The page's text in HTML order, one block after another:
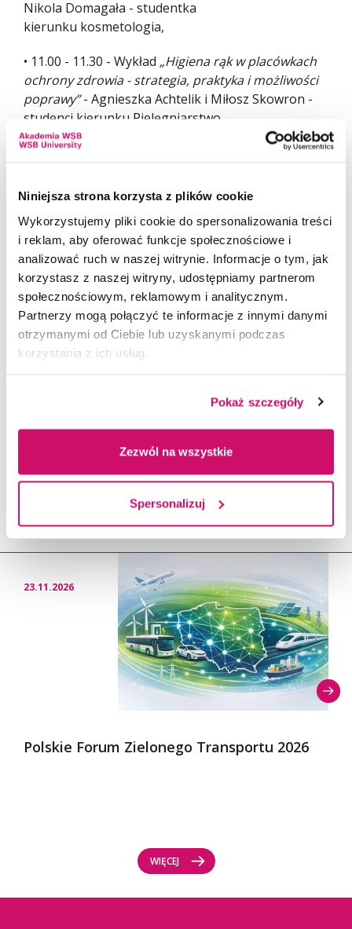
Niniejsza strona korzysta z plików cookie
Wykorzystujemy pliki cookie do spersonalizowania treści
i reklam, aby oferować funkcje społecznościowe i
analizować ruch w naszej witrynie. Informacje o tym, jak
korzystasz z naszej witryny, udostępniamy partnerom
społecznościowym, reklamowym i analitycznym.
Partnerzy mogą połączyć te informacje z innymi danymi
otrzymanymi od Ciebie lub uzyskanymi podczas
korzystania z ich usług.
Pokaż szczegóły
Zezwól na wszystkie
Spersonalizuj
Nikola Domagała - studentka
kierunku kosmetologia,
• 11.00 - 11.30 - Wykład „Higiena rąk w placówkach
ochrony zdrowia - strategia, praktyka i możliwości
poprawy”- Agnieszka Achtelik i Miłosz Skowron -
studenci kierunku Pielęgniarstwo,
• 11.30 - 12.00 - Wykład
Elżbieta Respondek i Ewa Rakus -
FORMULARZ REJESTRACYJNY
Wydarzenia - Studenckie
Spotkania z Nauką
23.11.2026
Polskie Forum Zielonego Transportu 2026
WIĘCEJ